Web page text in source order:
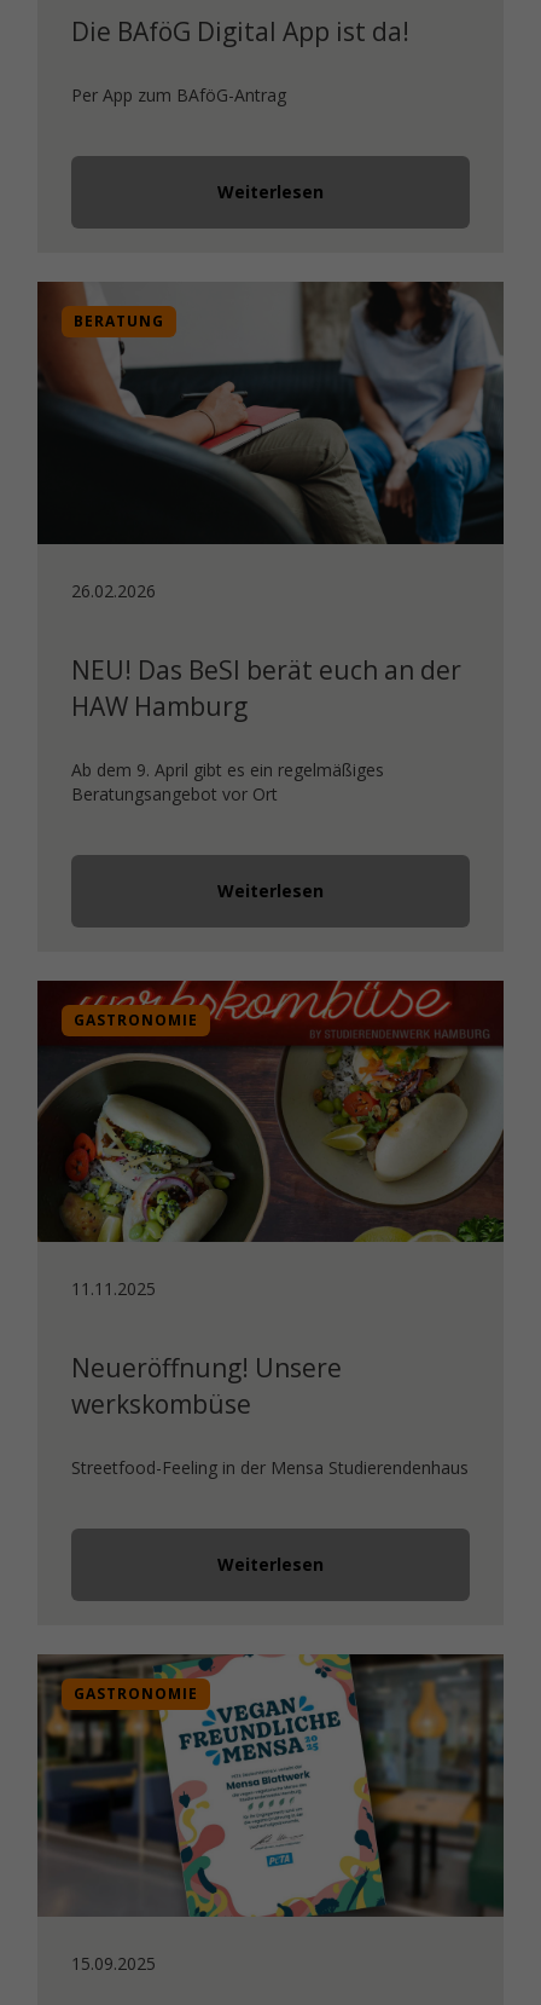
Die BAföG Digital App ist da!
Per App zum BAföG-Antrag
Weiterlesen
BERATUNG
26.02.2026
NEU! Das BeSI berät euch an der
HAW Hamburg
Ab dem 9. April gibt es ein regelmäßiges
Beratungsangebot vor Ort
Weiterlesen
GASTRONOMIE
11.11.2025
Neueröffnung! Unsere
werkskombüse
Streetfood-Feeling in der Mensa Studierendenhaus
Weiterlesen
GASTRONOMIE
15.09.2025